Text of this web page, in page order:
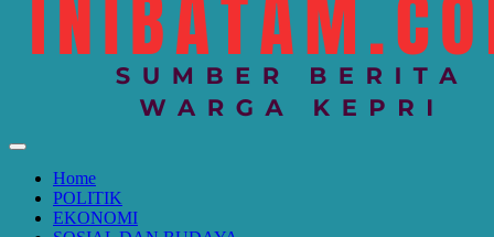
Home
POLITIK
EKONOMI